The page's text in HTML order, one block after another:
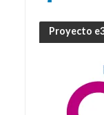
Proyecto